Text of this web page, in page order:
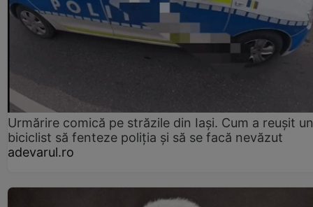
Urmărire comică pe străzile din Iași. Cum a reușit un
biciclist să fenteze poliția și să se facă nevăzut
adevarul.ro